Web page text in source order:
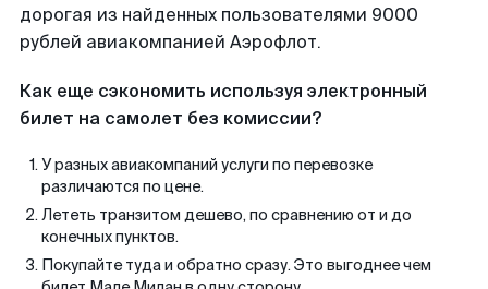
дорогая из найденных пользователями 9000
рублей авиакомпанией Аэрофлот.
Как еще сэкономить используя электронный
билет на самолет без комиссии?
У разных авиакомпаний услуги по перевозке
различаются по цене.
Лететь транзитом дешево, по сравнению от и до
конечных пунктов.
Покупайте туда и обратно сразу. Это выгоднее чем